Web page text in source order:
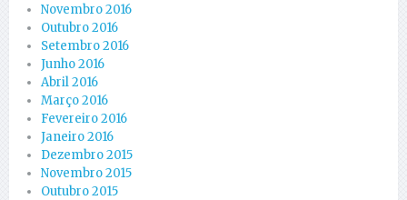
Novembro 2016
Outubro 2016
Setembro 2016
Junho 2016
Abril 2016
Março 2016
Fevereiro 2016
Janeiro 2016
Dezembro 2015
Novembro 2015
Outubro 2015